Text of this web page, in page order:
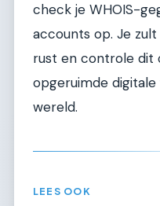
check je WHOIS-
accounts op. Je
rust en controle dit
opgeruimde
wereld.
LEES OOK